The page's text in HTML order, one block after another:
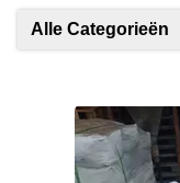
Alle Categorieën